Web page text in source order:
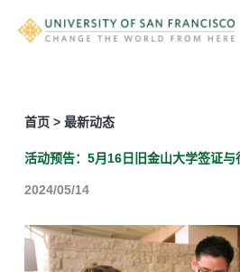
首页 > 最新动态
活动预告：5月16日旧金山大学签证与
2024/05/14